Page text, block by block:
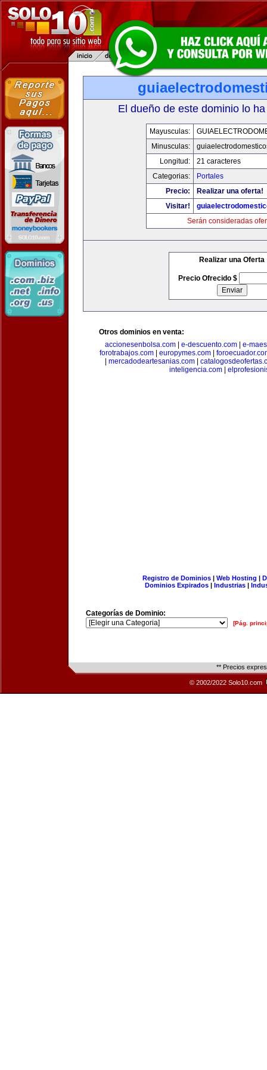
El dueño de este dominio lo
Mayusculas:
Minusculas:
Longitud:
21 caracteres
Categorias:
Portales
Precio:
Realizar una oferta!
Visitar!
Serán consideradas
Realizar una Oferta
Precio Ofrecido $
Otros dominios en venta:
accionesenbolsa.com| e-descuento.com| e-
forotrabajos.com| europymes.com|
mercadodeartesanias.com
inteligencia.com
Registro de Dominios| Web Hosting |
Dominios Expirados | Industrias |
Categorías de Dominio:
[Pág.
** Precios
© 2002/2022 Solo10.com